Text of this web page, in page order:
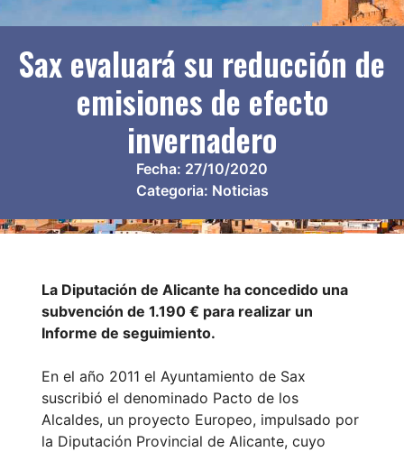
Sax evaluará su reducción de
emisiones de efecto
invernadero
Fecha: 27/10/2020
Categoria: Noticias
La Diputación de Alicante ha concedido una
subvención de 1.190 € para realizar un
Informe de seguimiento.
En el año 2011 el Ayuntamiento de Sax
suscribió el denominado Pacto de los
Alcaldes, un proyecto Europeo, impulsado por
la Diputación Provincial de Alicante, cuyo